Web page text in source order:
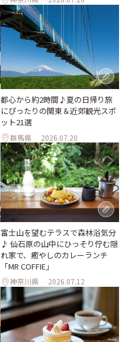
都心から約2時間♪夏の日帰り旅
にぴったりの関東＆近郊観光スポ
ット21選
群馬県 2026.07.20
富士山を望むテラスで森林浴気分
♪ 仙石原の山中にひっそり佇む隠
れ家で、癒やしのカレーランチ
「MR COFFIE」
神奈川県 2026.07.12